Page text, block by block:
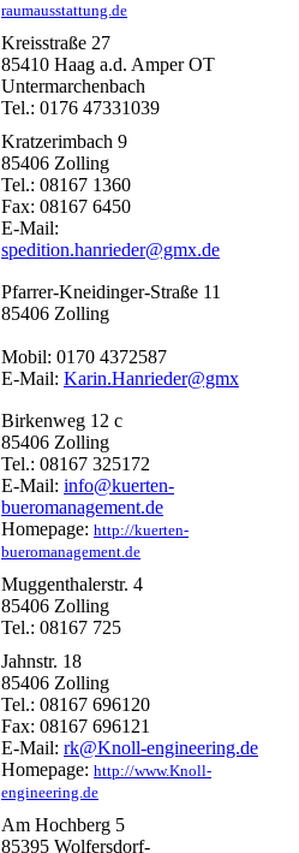
raumausstattung.de
Kreisstraße 27
85410 Haag a.d. Amper OT
Untermarchenbach
Tel.: 0176 47331039
Kratzerimbach 9
85406 Zolling
Tel.: 08167 1360
Fax: 08167 6450
E-Mail:
spedition.hanrieder@gmx.de
Pfarrer-Kneidinger-Straße 11
85406 Zolling
Mobil: 0170 4372587
E-Mail: Karin.Hanrieder@gmx
Birkenweg 12 c
85406 Zolling
Tel.: 08167 325172
E-Mail: info@kuerten-
bueromanagement.de
Homepage: http://kuerten-
bueromanagement.de
Muggenthalerstr. 4
85406 Zolling
Tel.: 08167 725
Jahnstr. 18
85406 Zolling
Tel.: 08167 696120
Fax: 08167 696121
E-Mail: rk@Knoll-engineering.de
Homepage: http://www.Knoll-
engineering.de
Am Hochberg 5
85395 Wolfersdorf-